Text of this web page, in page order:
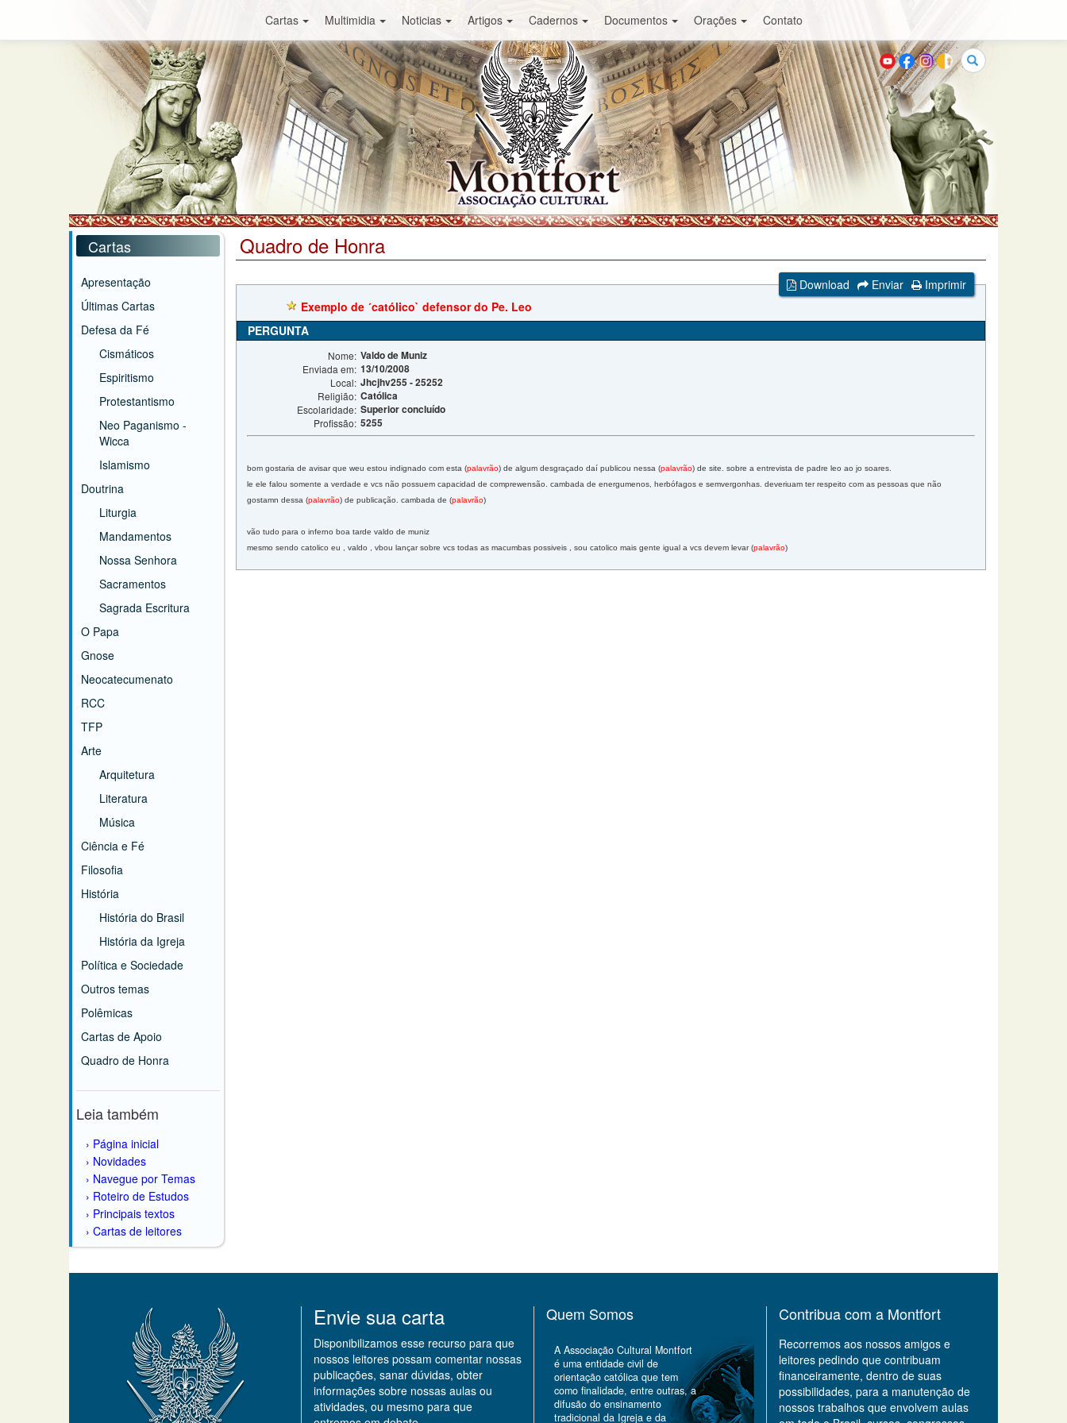
Cartas Multimidia Noticias Artigos Cadernos Documentos Orações Contato
Buscar
Cartas
Apresentação
Últimas Cartas
Defesa da Fé
Cismáticos
Espiritismo
Protestantismo
Neo Paganismo -
Wicca
Islamismo
Doutrina
Liturgia
Mandamentos
Nossa Senhora
Sacramentos
Sagrada Escritura
O Papa
Gnose
Neocatecumenato
RCC
TFP
Arte
Arquitetura
Literatura
Música
Ciência e Fé
Filosofia
História
História do Brasil
História da Igreja
Política e Sociedade
Outros temas
Polêmicas
Cartas de Apoio
Quadro de Honra
Leia também
Página inicial
Novidades
Navegue por Temas
Roteiro de Estudos
Principais textos
Cartas de leitores
Quadro de Honra
Download Enviar
Imprimir
Exemplo de ´católico` defensor do Pe. Leo
PERGUNTA
Nome: Valdo de Muniz
Enviada em: 13/10/2008
Local: Jhcjhv255 - 25252
Religião: Católica
Escolaridade: Superior concluído
Profissão: 5255
bom gostaria de avisar que weu estou indignado com esta (palavrão) de algum desgraçado daí publicou nessa (palavrão) de site. sobre a entrevista de padre leo ao jo soares.
le ele falou somente a verdade e vcs não possuem capacidad de comprewensão. cambada de energumenos, herbófagos e semvergonhas. deveriuam ter respeito com as pessoas que não
gostamn dessa (palavrão) de publicação. cambada de (palavrão)
vão tudo para o inferno boa tarde valdo de muniz
mesmo sendo catolico eu , valdo , vbou lançar sobre vcs todas as macumbas possiveis , sou catolico mais gente igual a vcs devem levar (palavrão)
Envie sua carta
Disponibilizamos esse recurso para que
nossos leitores possam comentar nossas
publicações, sanar dúvidas, obter
informações sobre nossas aulas ou
atividades, ou mesmo para que
Quem Somos
A Associação Cultural Montfort
é uma entidade civil de
orientação católica que tem
como finalidade, entre outras, a
difusão do ensinamento
tradicional da Igreja e da
Contribua com a Montfort
Recorremos aos nossos amigos e
leitores pedindo que contribuam
financeiramente, dentro de suas
possibilidades, para a manutenção de
nossos trabalhos que envolvem aulas